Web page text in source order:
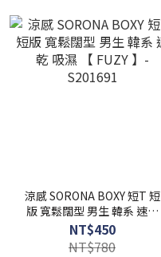
涼感 SORONA BOXY 短T 短
版 寬鬆闊型 男生 韓系 速乾
吸濕 【 FUZY 】- S201691
NT$450
NT$780